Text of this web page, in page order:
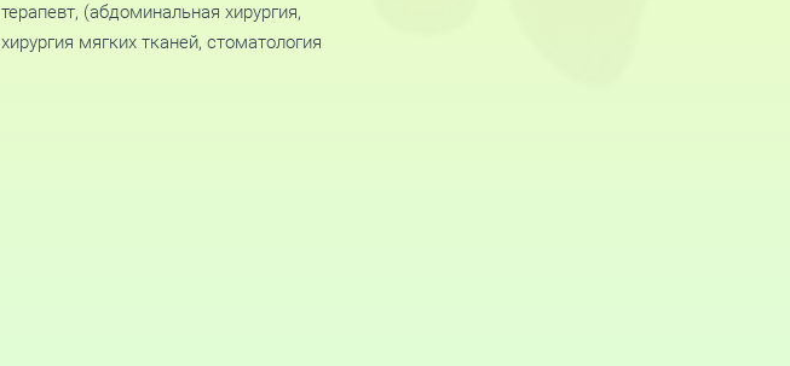
терапевт, (абдоминальная хирургия,
хирургия мягких тканей, стоматология